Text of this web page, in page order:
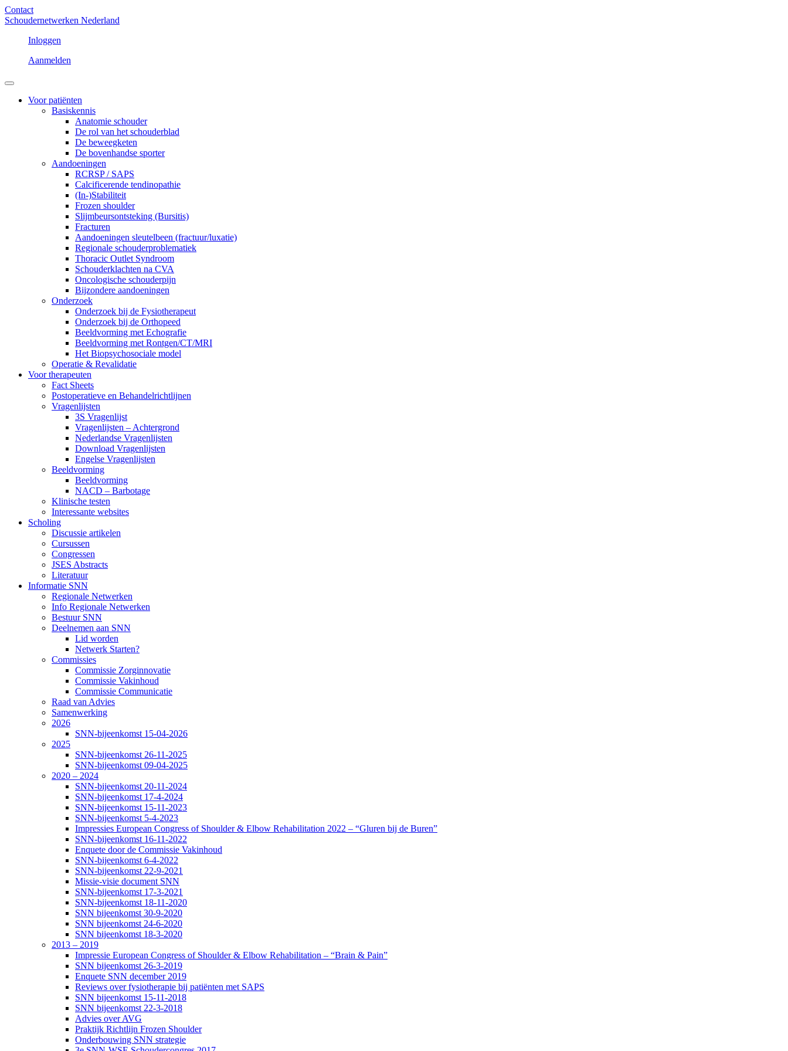
Contact
Schoudernetwerken Nederland
Inloggen
Aanmelden
Voor patiënten
Basiskennis
Anatomie schouder
De rol van het schouderblad
De beweegketen
De bovenhandse sporter
Aandoeningen
RCRSP / SAPS
Calcificerende tendinopathie
(In-)Stabiliteit
Frozen shoulder
Slijmbeursontsteking (Bursitis)
Fracturen
Aandoeningen sleutelbeen (fractuur/luxatie)
Regionale schouderproblematiek
Thoracic Outlet Syndroom
Schouderklachten na CVA
Oncologische schouderpijn
Bijzondere aandoeningen
Onderzoek
Onderzoek bij de Fysiotherapeut
Onderzoek bij de Orthopeed
Beeldvorming met Echografie
Beeldvorming met Rontgen/CT/MRI
Het Biopsychosociale model
Operatie & Revalidatie
Voor therapeuten
Fact Sheets
Postoperatieve en Behandelrichtlijnen
Vragenlijsten
3S Vragenlijst
Vragenlijsten – Achtergrond
Nederlandse Vragenlijsten
Download Vragenlijsten
Engelse Vragenlijsten
Beeldvorming
Beeldvorming
NACD – Barbotage
Klinische testen
Interessante websites
Scholing
Discussie artikelen
Cursussen
Congressen
JSES Abstracts
Literatuur
Informatie SNN
Regionale Netwerken
Info Regionale Netwerken
Bestuur SNN
Deelnemen aan SNN
Lid worden
Netwerk Starten?
Commissies
Commissie Zorginnovatie
Commissie Vakinhoud
Commissie Communicatie
Raad van Advies
Samenwerking
2026
SNN-bijeenkomst 15-04-2026
2025
SNN-bijeenkomst 26-11-2025
SNN-bijeenkomst 09-04-2025
2020 – 2024
SNN-bijeenkomst 20-11-2024
SNN-bijeenkomst 17-4-2024
SNN-bijeenkomst 15-11-2023
SNN-bijeenkomst 5-4-2023
Impressies European Congress of Shoulder & Elbow Rehabilitation 2022 – “Gluren bij de Buren”
SNN-bijeenkomst 16-11-2022
Enquete door de Commissie Vakinhoud
SNN-bijeenkomst 6-4-2022
SNN-bijeenkomst 22-9-2021
Missie-visie document SNN
SNN-bijeenkomst 17-3-2021
SNN-bijeenkomst 18-11-2020
SNN bijeenkomst 30-9-2020
SNN bijeenkomst 24-6-2020
SNN bijeenkomst 18-3-2020
2013 – 2019
Impressie European Congress of Shoulder & Elbow Rehabilitation – “Brain & Pain”
SNN bijeenkomst 26-3-2019
Enquete SNN december 2019
Reviews over fysiotherapie bij patiënten met SAPS
SNN bijeenkomst 15-11-2018
SNN bijeenkomst 22-3-2018
Advies over AVG
Praktijk Richtlijn Frozen Shoulder
Onderbouwing SNN strategie